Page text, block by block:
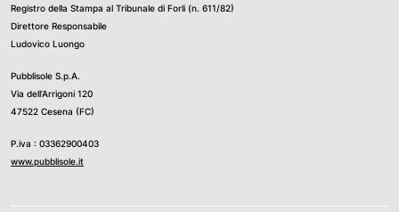
Registro della Stampa al Tribunale di Forli (n. 611/82)
Direttore Responsabile
Ludovico Luongo
Pubblisole S.p.A.
Via dell’Arrigoni 120
47522 Cesena (FC)
P.iva : 03362900403
www.pubblisole.it